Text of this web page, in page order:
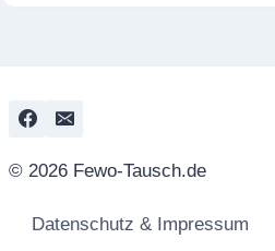
© 2026 Fewo-Tausch.de
Datenschutz & Impressum